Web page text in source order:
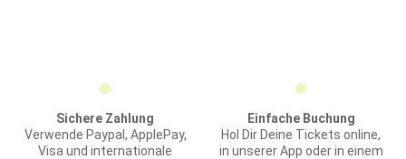
Sichere Zahlung
Verwende Paypal, ApplePay,
Visa und internationale
Einfache Buchung
Hol Dir Deine Tickets online,
in unserer App oder in einem